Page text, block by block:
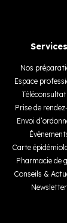
Services
Nos
Espace
Prise de
Envoi
Carte
Pharmacie de
Conseils &
Newsletter